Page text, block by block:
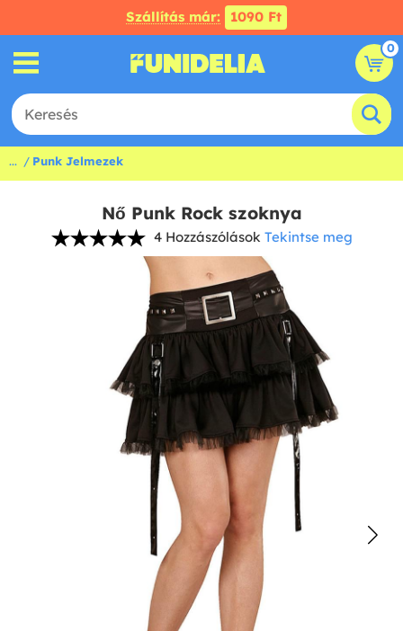
Szállítás már: 1090 Ft
0
... Punk Jelmezek
Nő Punk Rock szoknya
4 Hozzászólások Tekintse meg